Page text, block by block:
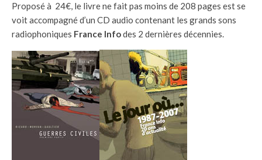
Proposé à 24€, le livre ne fait pas moins de 208 pages est se
voit accompagné d’un CD audio contenant les grands sons
radiophoniques France Infodes 2 dernières décennies.